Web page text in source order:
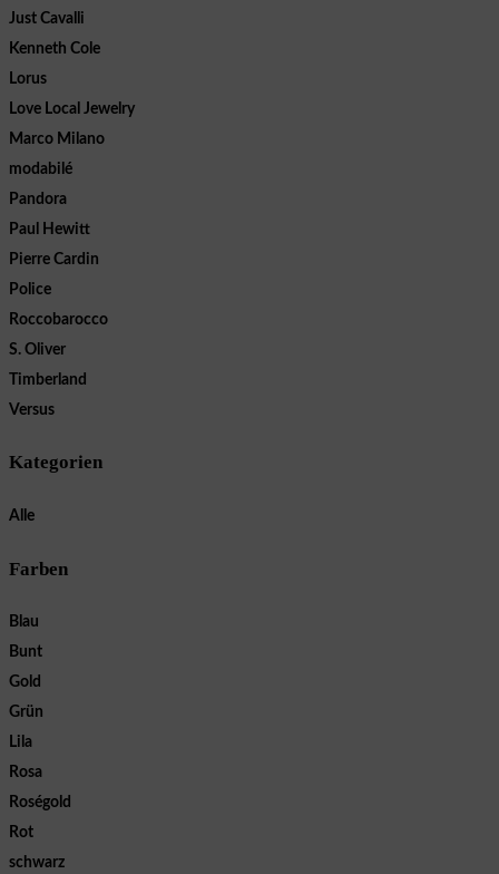
Just Cavalli
Kenneth Cole
Lorus
Love Local Jewelry
Marco Milano
modabilé
Pandora
Paul Hewitt
Pierre Cardin
Police
Roccobarocco
S. Oliver
Timberland
Versus
Kategorien
Alle
Farben
Blau
Bunt
Gold
Grün
Lila
Rosa
Roségold
Rot
schwarz